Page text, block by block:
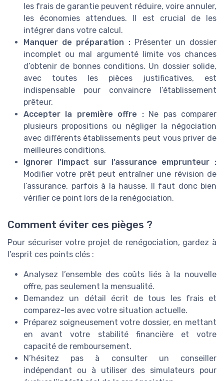
les frais de garantie peuvent réduire, voire annuler,
les économies attendues. Il est crucial de les
intégrer dans votre calcul.
Manquer de préparation :Présenter un dossier
incomplet ou mal argumenté limite vos chances
d’obtenir de bonnes conditions. Un dossier solide,
avec toutes les pièces justificatives, est
indispensable pour convaincre l’établissement
prêteur.
Accepter la première offre :Ne pas comparer
plusieurs propositions ou négliger la négociation
avec différents établissements peut vous priver de
meilleures conditions.
Ignorer l’impact sur l’assurance emprunteur :
Modifier votre prêt peut entraîner une révision de
l’assurance, parfois à la hausse. Il faut donc bien
vérifier ce point lors de la renégociation.
Comment éviter ces pièges ?
Pour sécuriser votre projet de renégociation, gardez à
l’esprit ces points clés :
Analysez l’ensemble des coûts liés à la nouvelle
offre, pas seulement la mensualité.
Demandez un détail écrit de tous les frais et
comparez-les avec votre situation actuelle.
Préparez soigneusement votre dossier, en mettant
en avant votre stabilité financière et votre
capacité de remboursement.
N’hésitez pas à consulter un conseiller
indépendant ou à utiliser des simulateurs pour